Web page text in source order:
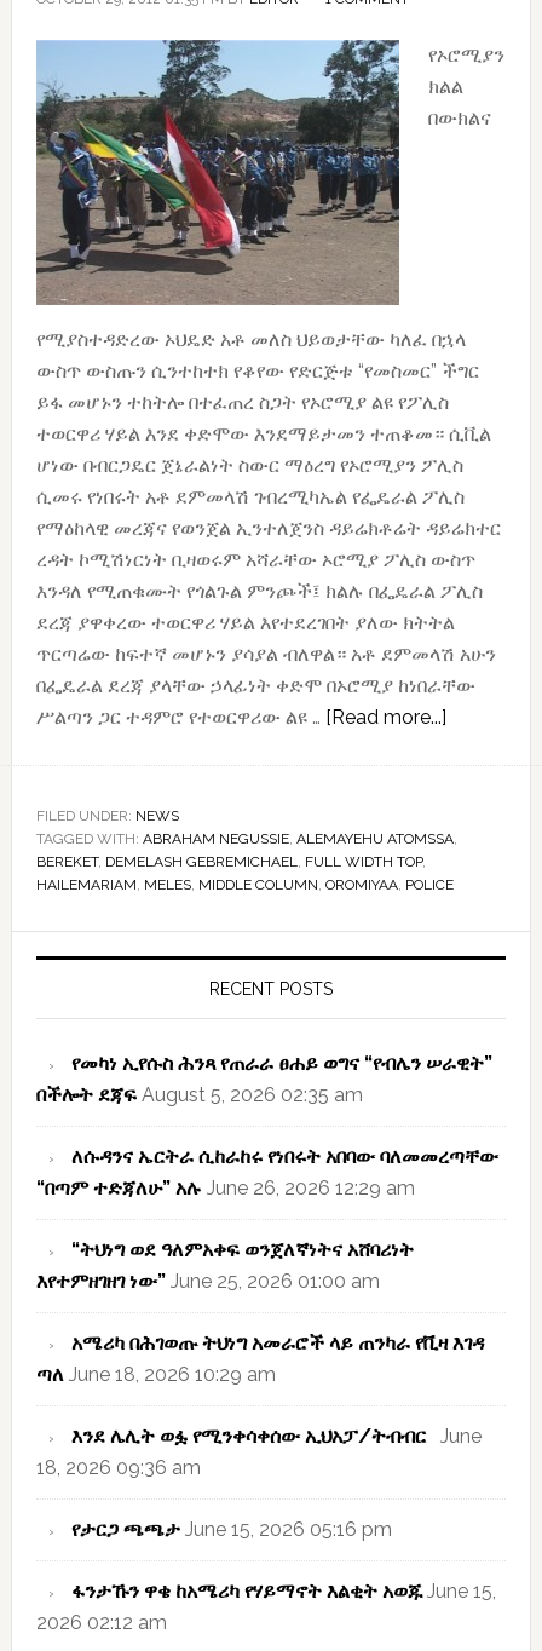
የኦሮሚያን
ክልል
በውክልና
የሚያስተዳድረው ኦህዴድ አቶ መለስ ህይወታቸው ካለፈ በኋላ
ውስጥ ውስጡን ሲንተከተክ የቆየው የድርጅቱ “የመስመር” ችግር
ይፋ መሆኑን ተከትሎ በተፈጠረ ስጋት የኦሮሚያ ልዩ የፖሊስ
ተወርዋሪ ሃይል እንደ ቀድሞው እንደማይታመን ተጠቆመ። ሲቪል
ሆነው በብርጋዴር ጀኔራልነት ስውር ማዕረግ የኦሮሚያን ፖሊስ
ሲመሩ የነበሩት አቶ ደምመላሽ ገብረሚካኤል የፌዴራል ፖሊስ
የማዕከላዊ መረጃና የወንጀል ኢንተለጀንስ ዳይሬክቶሬት ዳይሬክተር
ረዳት ኮሚሽነርነት ቢዛወሩም አሻራቸው ኦሮሚያ ፖሊስ ውስጥ
እንዳለ የሚጠቁሙት የጎልጉል ምንጮች፤ ክልሉ በፌዴራል ፖሊስ
ደረጃ ያዋቀረው ተወርዋሪ ሃይል እየተደረገበት ያለው ክትትል
ጥርጣሬው ከፍተኛ መሆኑን ያሳያል ብለዋል። አቶ ደምመላሽ አሁን
በፌዴራል ደረጃ ያላቸው ኃላፊነት ቀድሞ በኦሮሚያ ከነበራቸው
ሥልጣን ጋር ተዳምሮ የተወርዋሪው ልዩ … [Read more...]about
ጥርስ
FILED UNDER: NEWS
TAGGED WITH: ABRAHAM NEGUSSIE, ALEMAYEHU ATOMSSA,
BEREKET, DEMELASH GEBREMICHAEL, FULL WIDTH TOP,
HAILEMARIAM, MELES, MIDDLE COLUMN, OROMIYAA, POLICE
RECENT POSTS
የመካነ ኢየሱስ ሕንጻ የጠራራ ፀሐይ ወግና “የብሌን ሠራዊት”
በችሎት ደጃፍ August 5, 2026 02:35 am
ለሱዳንና ኤርትራ ሲከራከሩ የነበሩት አበባው ባለመመረጣቸው
“በጣም ተድጃለሁ” አሉ June 26, 2026 12:29 am
“ትህነግ ወደ ዓለምአቀፍ ወንጀለኛነትና አሸባሪነት
እየተምዘገዘገ ነው” June 25, 2026 01:00 am
አሜሪካ በሕገወጡ ትህነግ አመራሮች ላይ ጠንካራ የቪዛ እገዳ
ጣለ June 18, 2026 10:29 am
እንደ ሌሊት ወፏ የሚንቀሳቀሰው ኢህአፓ/ትብብር June
18, 2026 09:36 am
የታርጋ ጫጫታ June 15, 2026 05:16 pm
ፋንታኹን ዋቄ ከአሜሪካ የሃይማኖት እልቂት አወጁ June 15,
2026 02:12 am